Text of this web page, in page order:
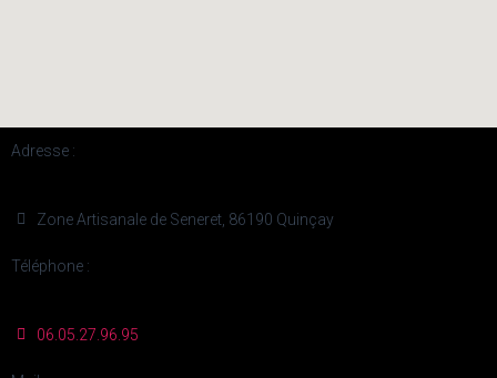
Adresse :
Zone Artisanale de Seneret, 86190 Quinçay
Téléphone :
06.05.27.96.95